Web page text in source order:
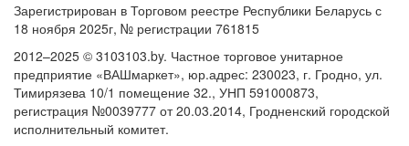
Зарегистрирован в Торговом реестре Республики Беларусь с
18 ноября 2025г, № регистрации 761815
2012–2025 © 3103103.by. Частное торговое унитарное
предприятие «ВАШмаркет», юр.адрес: 230023, г. Гродно, ул.
Тимирязева 10/1 помещение 32., УНП 591000873,
регистрация №0039777 от 20.03.2014, Гродненский городской
исполнительный комитет.